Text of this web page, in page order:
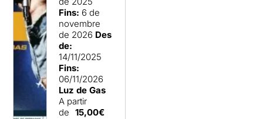
Fins: 6 de
novembre
de 2026 Des
de:
14/11/2025
Fins:
06/11/2026
Luz de Gas
A partir
de 15,00€